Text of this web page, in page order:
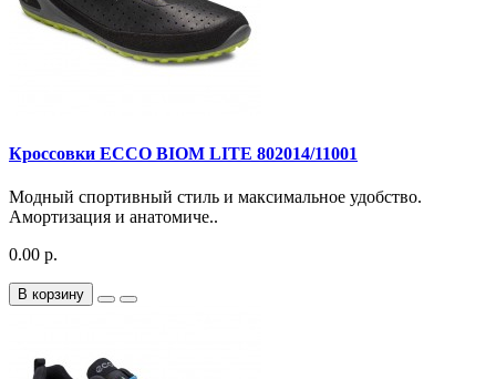
Кроссовки ECCO BIOM LITE 802014/11001
Модный спортивный стиль и максимальное удобство.
Амортизация и анатомиче..
0.00 р.
В корзину